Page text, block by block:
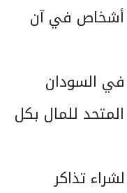
أشخاص في آن
في السودان
للمال بكل
تذاكر